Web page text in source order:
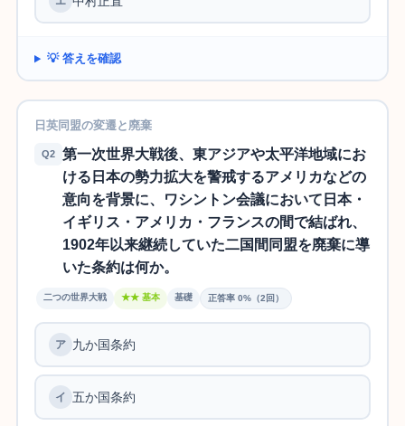
💡 答えを確認
日英同盟の変遷と廃棄
Q2
第一次世界大戦後、東アジアや太平洋地域にお
ける日本の勢力拡大を警戒するアメリカなどの
意向を背景に、ワシントン会議において日本・
イギリス・アメリカ・フランスの間で結ばれ、
1902年以来継続していた二国間同盟を廃棄に導
いた条約は何か。
二つの世界大戦 ★★ 基本 基礎 正答率 0%（2回）
ア 九か国条約
イ 五か国条約